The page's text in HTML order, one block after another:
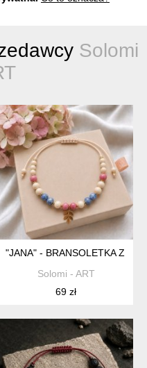
Solomi
"JANA" - BRANSOLETKA Z
Solomi - ART
69 zł